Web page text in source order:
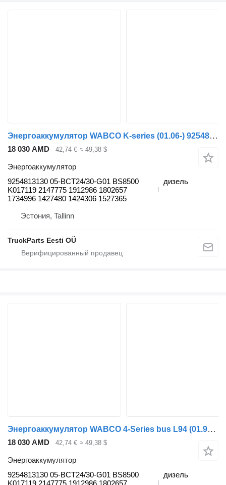
Энергоаккумулятор WABCO K-series (01.06-) 9254813130 для автобуса Scania K,N,F-series bus (2006-)
18 030 AMD 42,74 € ≈ 49,38 $
Энергоаккумулятор
9254813130 05-BCT24/30-G01 BS8500
K017119 2147775 1912986 1802657
1734996 1427480 1424306 1527365
дизель
Эстония, Tallinn
TruckParts Eesti OÜ
Энергоаккумулятор WABCO 4-Series bus L94 (01.96-12.06) 9254813130 для автобуса Scania 4-series bus (1995-2006)
18 030 AMD 42,74 € ≈ 49,38 $
Энергоаккумулятор
9254813130 05-BCT24/30-G01 BS8500
K017119 2147775 1912986 1802657
дизель